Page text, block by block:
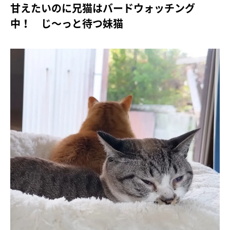
甘えたいのに兄猫はバードウォッチング
中！ じ～っと待つ妹猫